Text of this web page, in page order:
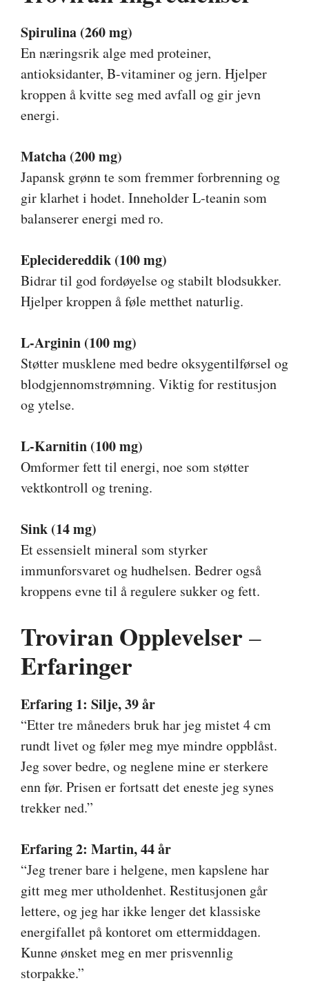
Spirulina (260 mg)
En næringsrik alge med proteiner,
antioksidanter, B-vitaminer og jern. Hjelper
kroppen å kvitte seg med avfall og gir jevn
energi.
Matcha (200 mg)
Japansk grønn te som fremmer forbrenning og
gir klarhet i hodet. Inneholder L-teanin som
balanserer energi med ro.
Eplecidereddik (100 mg)
Bidrar til god fordøyelse og stabilt blodsukker.
Hjelper kroppen å føle metthet naturlig.
L-Arginin (100 mg)
Støtter musklene med bedre oksygentilførsel og
blodgjennomstrømning. Viktig for restitusjon
og ytelse.
L-Karnitin (100 mg)
Omformer fett til energi, noe som støtter
vektkontroll og trening.
Sink (14 mg)
Et essensielt mineral som styrker
immunforsvaret og hudhelsen. Bedrer også
kroppens evne til å regulere sukker og fett.
Troviran Opplevelser–
Erfaringer
Erfaring 1: Silje, 39 år
“Etter tre måneders bruk har jeg mistet 4 cm
rundt livet og føler meg mye mindre oppblåst.
Jeg sover bedre, og neglene mine er sterkere
enn før. Prisen er fortsatt det eneste jeg synes
trekker ned.”
Erfaring 2: Martin, 44 år
“Jeg trener bare i helgene, men kapslene har
gitt meg mer utholdenhet. Restitusjonen går
lettere, og jeg har ikke lenger det klassiske
energifallet på kontoret om ettermiddagen.
Kunne ønsket meg en mer prisvennlig
storpakke.”